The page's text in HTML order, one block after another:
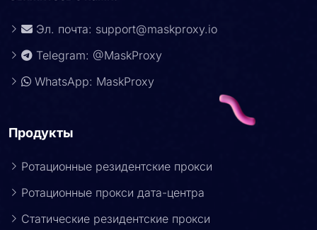
Эл. почта: support@maskproxy.io
Telegram: @MaskProxy
WhatsApp: MaskProxy
Продукты
Ротационные резидентские прокси
Ротационные прокси дата-центра
Статические резидентские прокси